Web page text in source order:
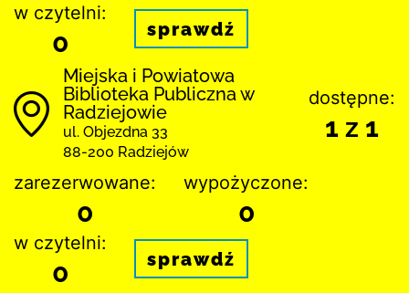
w czytelni:
0 sprawdź
Miejska i Powiatowa
Biblioteka Publiczna w
Radziejowie
ul. Objezdna 33
88-200 Radziejów
dostępne:
1 z 1
zarezerwowane:
0
wypożyczone:
0
w czytelni:
0 sprawdź